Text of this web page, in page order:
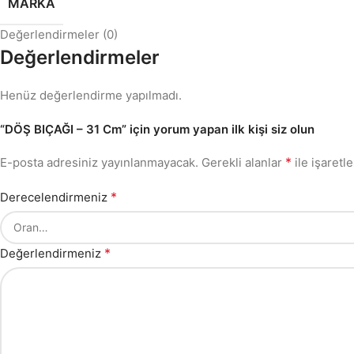
MARKA
Değerlendirmeler (0)
Değerlendirmeler
Henüz değerlendirme yapılmadı.
“DÖŞ BIÇAĞI – 31 Cm” için yorum yapan ilk kişi siz olun
E-posta adresiniz yayınlanmayacak. Gerekli alanlar * ile
Derecelendirmeniz *
Değerlendirmeniz *